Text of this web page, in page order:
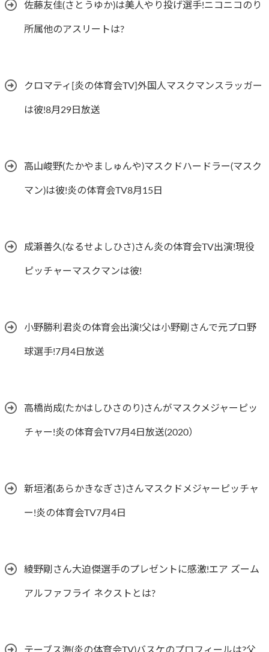
佐藤友佳(さとうゆか)は美人やり投げ選手!ニコニコのり
所属他のアスリートは?
クロマティ[炎の体育会TV]外国人マスクマンスラッガー
は彼!8月29日放送
高山峻野(たかやましゅんや)マスクドハードラー(マスク
マン)は彼!炎の体育会TV8月15日
成瀬善久(なるせよしひさ)さん炎の体育会TV出演!現役
ピッチャーマスクマンは彼!
小野勝利君炎の体育会出演!父は小野剛さんで元プロ野
球選手!7月4日放送
高橋尚成(たかはしひさのり)さんがマスクメジャーピッ
チャー!炎の体育会TV7月4日放送(2020）
新垣渚(あらかきなぎさ)さんマスクドメジャーピッチャ
ー!炎の体育会TV7月4日
綾野剛さん大迫傑選手のプレゼントに感激!エア ズーム
アルファフライ ネクストとは?